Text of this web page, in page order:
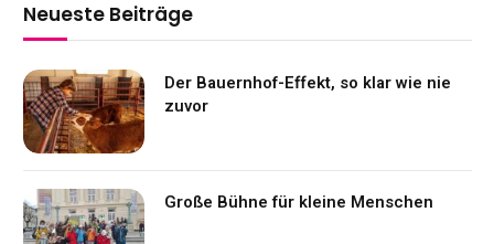
Neueste Beiträge
Der Bauernhof-Effekt, so klar wie nie
zuvor
Große Bühne für kleine Menschen